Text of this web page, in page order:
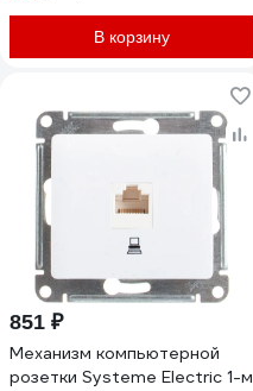
В корзину
851 ₽
Механизм компьютерной
розетки Systeme Electric 1-м